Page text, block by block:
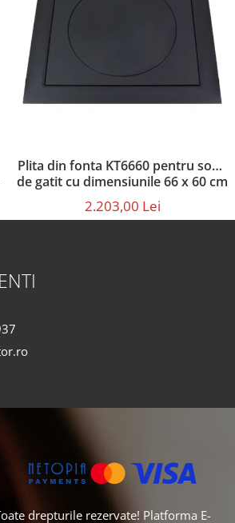
Plita din fonta KT6660 pentru soba
de gatit cu dimensiunile 66 x 60 cm
2.203,00 Lei
drepturile rezervate! Platforma E-